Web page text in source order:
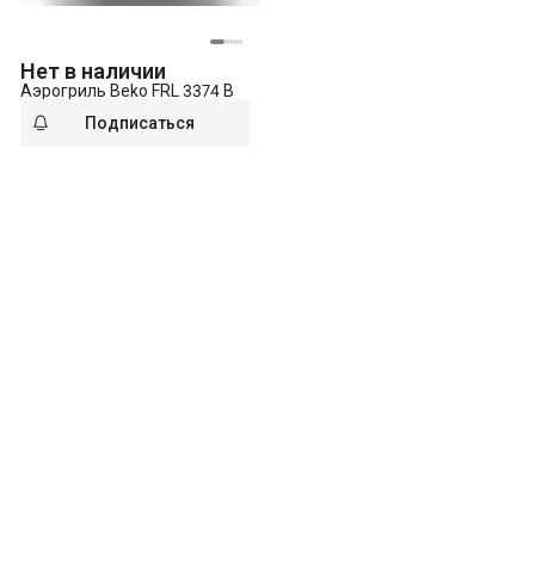
Нет в наличии
Аэрогриль Beko FRL 3374 B
Подписаться